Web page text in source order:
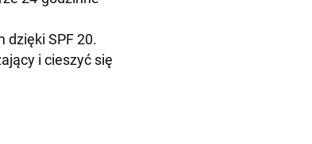
dzięki SPF 20.
i cieszyć się